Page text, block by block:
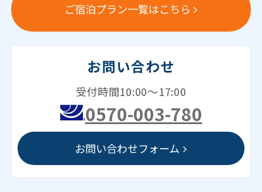
ご宿泊プラン一覧はこちら
お問い合わせ
受付時間10:00～17:00
0570-003-780
お問い合わせフォーム